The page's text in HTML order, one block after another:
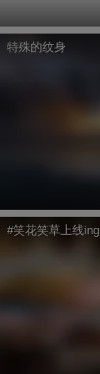
特殊的纹身
#笑花笑草上线ing